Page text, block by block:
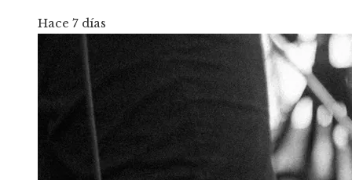
Hace 7 días